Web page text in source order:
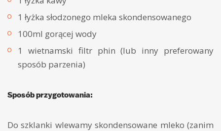
1 łyżka słodzonego mleka skondensowanego
100ml gorącej wody
1 wietnamski filtr phin (lub inny preferowany
sposób parzenia)
Sposób przygotowania:
Do szklanki wlewamy skondensowane mleko (zanim